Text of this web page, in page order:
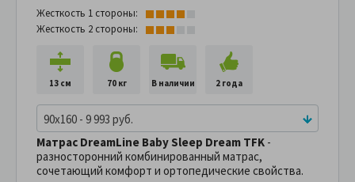
Жесткость 1 стороны:
Жесткость 2 стороны:
13 см 70 кг В наличии 2 года
90x160 - 9 993 руб.
Матрас DreamLine Baby Sleep Dream TFK -
разносторонний комбинированный матрас,
сочетающий комфорт и ортопедические свойства.